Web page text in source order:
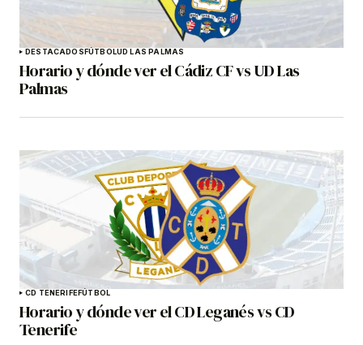
DESTACADOSFÚTBOLUD LAS PALMAS
Horario y dónde ver el Cádiz CF vs UD Las
Palmas
CD TENERIFEFÚTBOL
Horario y dónde ver el CD Leganés vs CD
Tenerife